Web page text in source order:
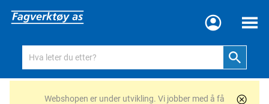
Meny
Webshopen er under utvikling. Vi jobber med å få